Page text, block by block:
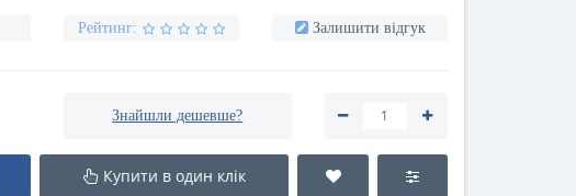
Рейтинг: Залишити відгук
Знайшли дешевше?
Купити в один клік